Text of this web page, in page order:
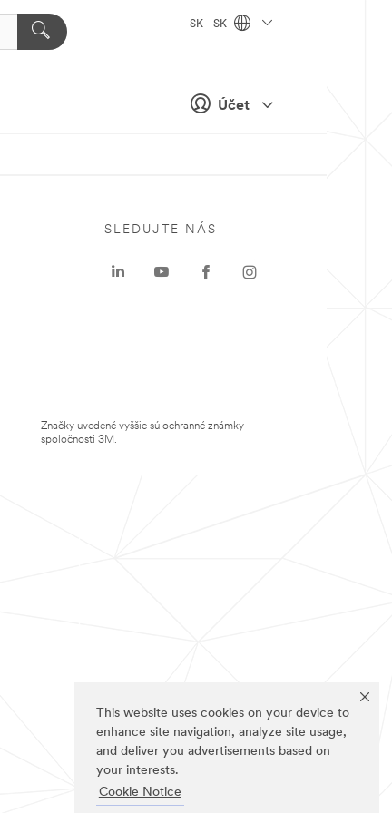
This website uses cookies on your device to
enhance site navigation, analyze site usage,
and deliver you advertisements based on
your interests.
Cookie Notice
Účet
SK - SK
SLEDUJTE NÁS
Značky uvedené vyššie sú ochranné známky
spoločnosti 3M.